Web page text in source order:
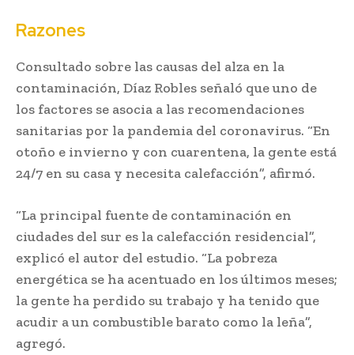
Razones
Consultado sobre las causas del alza en la
contaminación, Díaz Robles señaló que uno de
los factores se asocia a las recomendaciones
sanitarias por la pandemia del coronavirus. “En
otoño e invierno y con cuarentena, la gente está
24/7 en su casa y necesita calefacción”, afirmó.
“La principal fuente de contaminación en
ciudades del sur es la calefacción residencial”,
explicó el autor del estudio. “La pobreza
energética se ha acentuado en los últimos meses;
la gente ha perdido su trabajo y ha tenido que
acudir a un combustible barato como la leña”,
agregó.